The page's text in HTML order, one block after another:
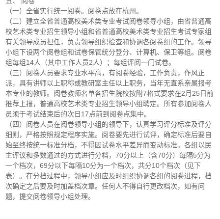
（一）全省实行统一阅卷。阅卷点放在杭州。
（二）建立全省普通高校美术类专业考试阅卷领导小组，由省普通高
校艺术类专业招生领导小组和省普通高校美术类专业招生考试专家组
有关领导成员担任，负责领导组织检查和协调各阅卷组的工作。领导
小组下设两个阅卷组和试卷保管统分登分、计算机、保卫等组。阅卷
组每组14人（其中工作人员2人）；每组评阅一门试卷。
（三）阅卷人员要求专业水平高，有阅卷经验，工作负责，作风正
派，具有讲师以上职称或教研室主任以上职务，当年无直系亲属报考
本专业的教师。阅卷教师名单各招生院校按附7格式要求在2月25日前
推荐上报，普通高校艺术类专业招生领导小组聘定。所有参加阅卷人
员须于考试结束后的次日17点前到阅卷点集中。
（四）阅卷人员在阅卷领导小组的领导下，认真学习评分标准及评分
细则，严格按照规定程序实施。阅卷要先进行试评，确定标准后要自
始至终按统一标准分档，不得因试卷水平差异而变动标准。各组以民
主评议和多数通过的方式进行分档，70分以上（含70分）每隔5分为
一个档次，69分以下每隔10分为一个档次，共分10个档次（见下
表）。在分档过程中，领导小组应及时组织协调各组的阅卷进程，档
次确定之后要及时加盖档次章。任何人不得自行更改档次，如有问
题，提交阅卷领导小组处理。